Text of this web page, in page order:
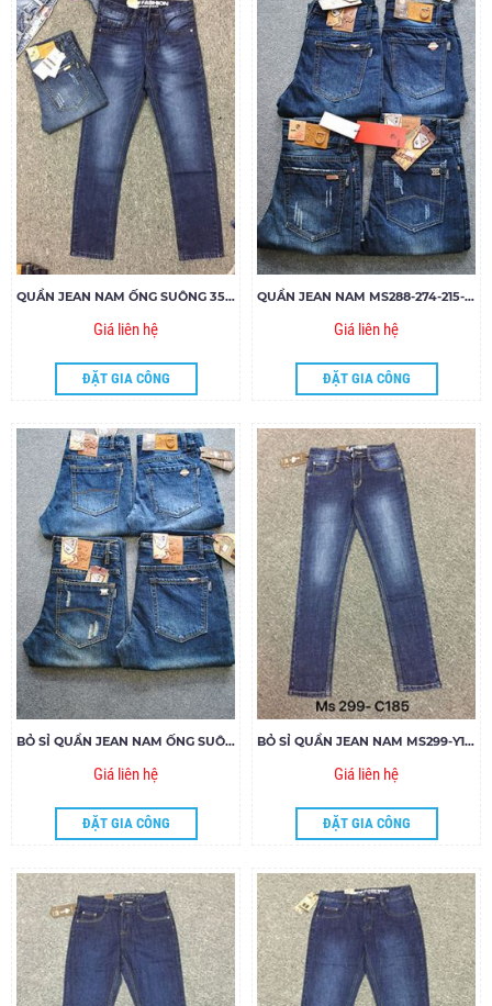
QUẦN JEAN NAM ỐNG SUÔNG 3516
Giá liên hệ
ĐẶT GIA CÔNG
QUẦN JEAN NAM MS288-274-215-325.185
Giá liên hệ
ĐẶT GIA CÔNG
BỎ SỈ QUẦN JEAN NAM ỐNG SUÔNG MS285-272-324-328
Giá liên hệ
ĐẶT GIA CÔNG
BỎ SỈ QUẦN JEAN NAM MS299-Y185
Giá liên hệ
ĐẶT GIA CÔNG